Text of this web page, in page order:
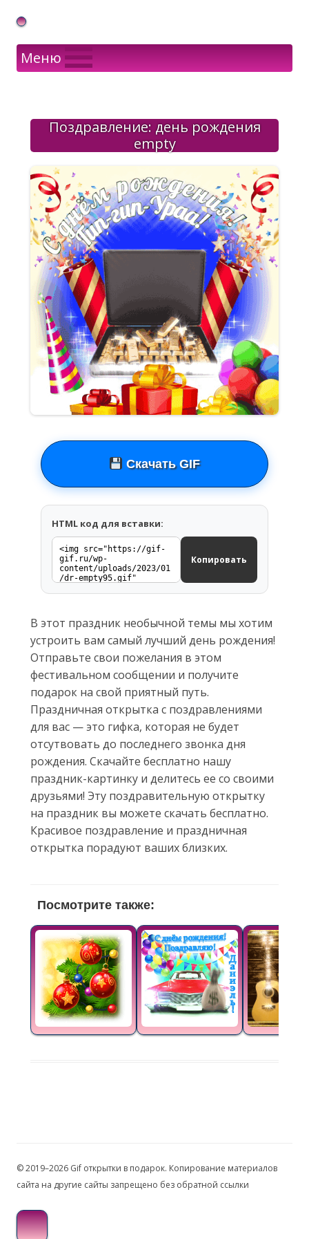
Gif Открытки в подарок
Меню
Поздравление: день рождения
empty
Скачать GIF
HTML код для вставки:
Копировать
В этот праздник необычной темы мы хотим
устроить вам самый лучший день рождения!
Отправьте свои пожелания в этом
фестивальном сообщении и получите
подарок на свой приятный путь.
Праздничная открытка с поздравлениями
для вас — это гифка, которая не будет
отсутвовать до последнего звонка дня
рождения. Скачайте бесплатно нашу
праздник-картинку и делитесь ее со своими
друзьями! Эту поздравительную открытку
на праздник вы можете скачать бесплатно.
Красивое поздравление и праздничная
открытка порадуют ваших близких.
Посмотрите также:
© 2019–2026 Gif открытки в подарок. Копирование материалов
сайта на другие сайты запрещено без обратной ссылки